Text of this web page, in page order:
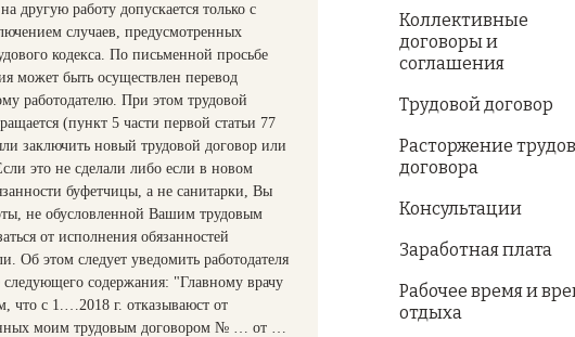
другую работу допускается только с
случаев, предусмотренных
кодекса. По письменной просьбе
может быть осуществлен перевод
работодателю. При этом трудовой
(пункт 5 части первой статьи 77
заключить новый трудовой договор или
это не сделали либо если в новом
буфетчицы, а не санитарки, Вы
не обусловленной Вашим трудовым
от исполнения обязанностей
Об этом следует уведомить работодателя
содержания: "Главному врачу
с 1.…2018 г. отказываюст от
моим трудовым договором № … от …
Коллективные
договоры и
соглашения
Трудовой договор
Расторжение
договора
Консультации
Заработная плата
Рабочее время и
отдыха